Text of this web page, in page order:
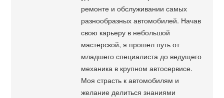
ремонте и обслуживании самых
разнообразных автомобилей. Начав
свою карьеру в небольшой
мастерской, я прошел путь от
младшего специалиста до ведущего
механика в крупном автосервисе.
Моя страсть к автомобилям и
желание делиться знаниями